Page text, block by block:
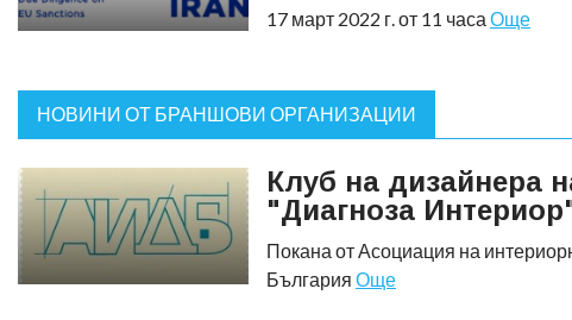
17 март 2022 г. от 11 часа Още
НОВИНИ ОТ БРАНШОВИ ОРГАНИЗАЦИИ
Клуб на дизайнера
"Диагноза
Покана от Асоциация на
България Още